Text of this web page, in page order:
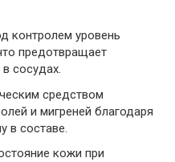
контролем уровень
предотвращает
сосудах.
средством
и мигреней благодаря
в составе.
кожи при